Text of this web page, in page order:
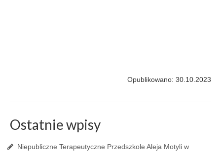
Opublikowano: 30.10.2023
Ostatnie wpisy
Niepubliczne Terapeutyczne Przedszkole Aleja Motyli w